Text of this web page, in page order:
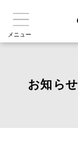
メニュー
お知らせ